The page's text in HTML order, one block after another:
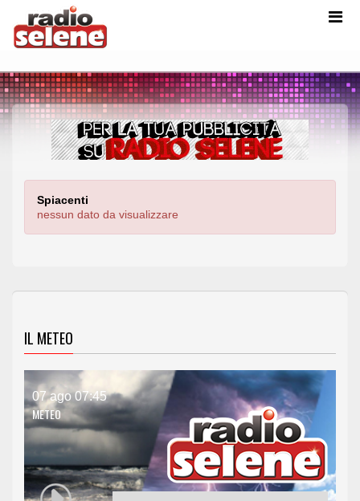
Spiacenti
nessun dato da visualizzare
IL METEO
07 ago 07:45
METEO